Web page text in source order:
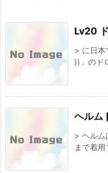
Lv20
> に日本
))」のド
ヘルム
> ヘルム
まで着